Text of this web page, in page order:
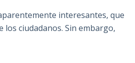
interesantes, que
ciudadanos. Sin embargo,